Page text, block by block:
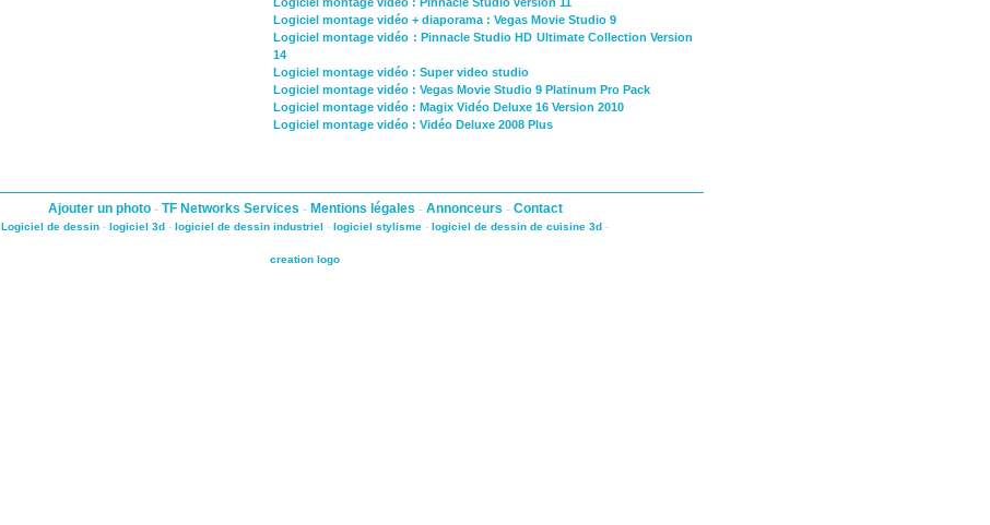
Logiciel montage vidéo + diaporama : Vegas Movie Studio 9
Logiciel montage vidéo : Pinnacle Studio HD Ultimate Collection Version
14
Logiciel montage vidéo : Super video studio
Logiciel montage vidéo : Vegas Movie Studio 9 Platinum Pro Pack
Logiciel montage vidéo : Magix Vidéo Deluxe 16 Version 2010
Logiciel montage vidéo : Vidéo Deluxe 2008 Plus
Ajouter un photo - TF Networks Services - Mentions légales - Annonceurs - Contact
Logiciel de dessin - logiciel 3d - logiciel de dessin industriel - logiciel stylisme - logiciel de dessin de cuisine 3d -
creation logo